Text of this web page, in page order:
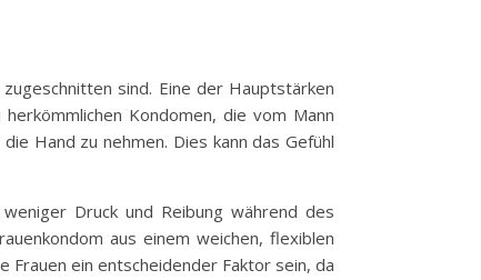
sind. Eine der Hauptstärken
Kondomen, die vom Mann
Hand zu nehmen. Dies kann das Gefühl
Druck und Reibung während des
aus einem weichen, flexiblen
ein entscheidender Faktor sein, da